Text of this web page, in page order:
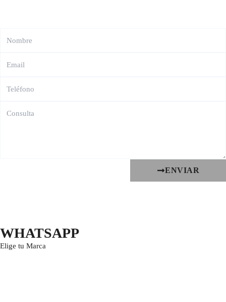
ENVIAR
WHATSAPP
Elige tu Marca